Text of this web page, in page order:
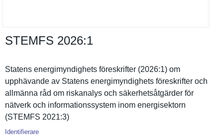
STEMFS 2026:​1
Statens energimynd­ighets föreskrift­er (2026:1) om
upphävande av Statens energimynd­ighets föreskrift­er och
allmänna råd om riskanalys och säkerhetså­tgärder för
nätverk och informatio­nssystem inom energisekt­orn
(STEMFS 2021:3)
Identifierare